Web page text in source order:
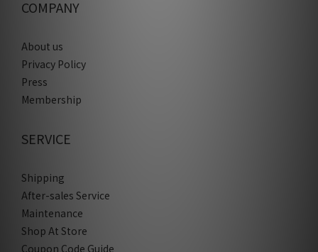
COMPANY
About us
Privacy Policy
Press
Membership
SERVICE
Shipping
After-sales Service
Maintenance
Shop At Store
Coupon Code Guide